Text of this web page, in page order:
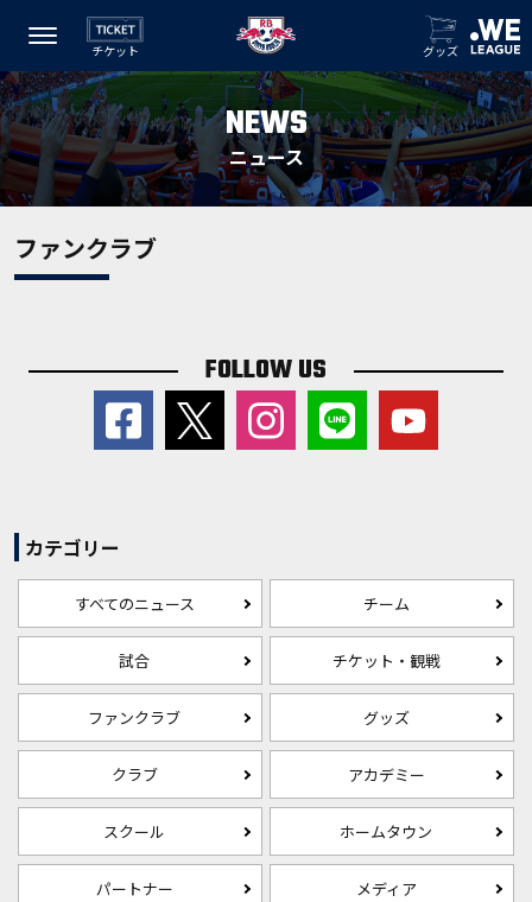
チケット グッズ
NEWS
ニュース
ファンクラブ
FOLLOW US
カテゴリー
すべてのニュース チーム
試合 チケット・観戦
ファンクラブ グッズ
クラブ アカデミー
スクール ホームタウン
パートナー メディア